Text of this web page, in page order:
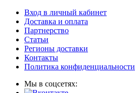
Вход в личный кабинет
Доставка и оплата
Партнерство
Статьи
Регионы доставки
Контакты
Политика конфиденциальности
Мы в соцсетях: